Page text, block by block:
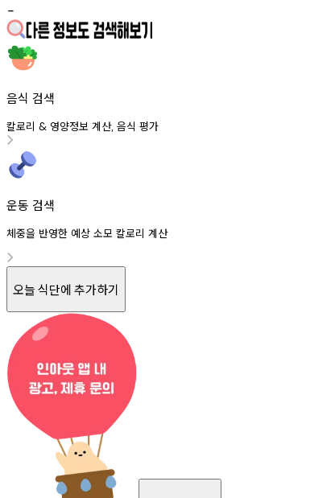
-
음식 검색
칼로리 & 영양정보 계산, 음식 평가
운동 검색
체중을 반영한 예상 소모 칼로리 계산
오늘 식단에 추가하기